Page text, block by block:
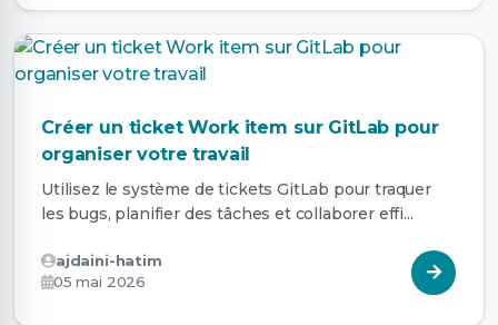
Créer un ticket Work item sur GitLab pour
organiser votre travail
Utilisez le système de tickets GitLab pour traquer
les bugs, planifier des tâches et collaborer effi...
ajdaini-hatim
05 mai 2026